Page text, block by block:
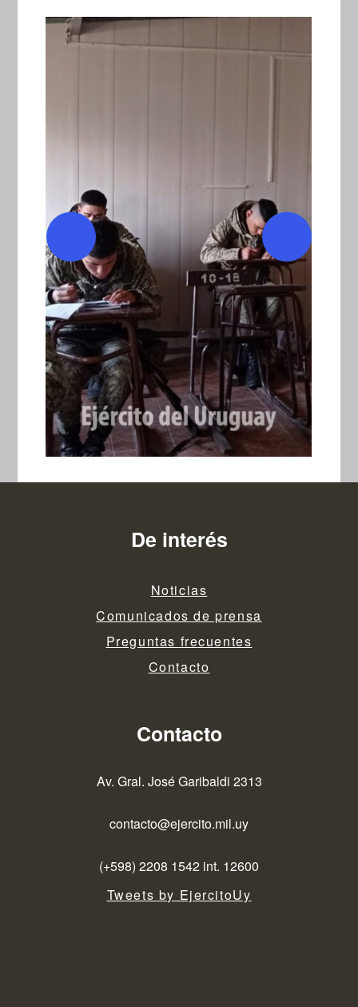
De interés
Noticias
Comunicados de prensa
Preguntas frecuentes
Contacto
Contacto
Av. Gral. José Garibaldi 2313
contacto@ejercito.mil.uy
(+598) 2208 1542 int. 12600
Tweets by EjercitoUy